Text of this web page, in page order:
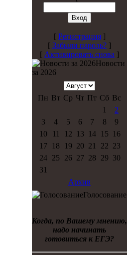
[ Регистрация]
[ Забыли пароль? ]
[ Активировать снова ]
Новости
за 2026
Пн Вт Ср Чт Пт Сб Вс
1
2
3
4 5 6 7 8
9
10
11 12 13 14 15
16
17
18 19 20 21 22 23
24
25 26 27 28 29 30
31
Архив
Голосование
Когда, по Вашему мнению,
надо начинать
готовиться к ЕГЭ?